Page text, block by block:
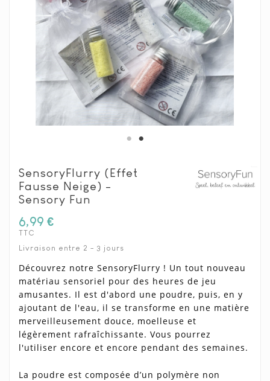
SensoryFlurry (effet
Fausse Neige) -
Sensory Fun
6,99 €
TTC
Livraison entre 2 - 3 jours
Découvrez notre SensoryFlurry ! Un tout nouveau
matériau sensoriel pour des heures de jeu
amusantes. Il est d'abord une poudre, puis, en y
ajoutant de l'eau, il se transforme en une matière
merveilleusement douce, moelleuse et
légèrement rafraîchissante. Vous pourrez
l'utiliser encore et encore pendant des semaines.
La poudre est composée d’un polymère non